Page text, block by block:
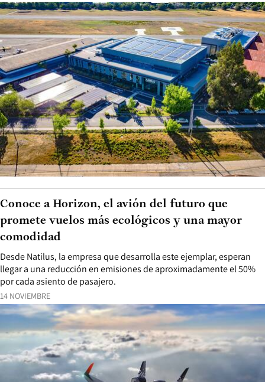
14 NOVIEMBRE
Desde Natilus, la empresa que desarrolla este ejemplar, esperan
llegar a una reducción en emisiones de aproximadamente el 50%
por cada asiento de pasajero.
Conoce a Horizon, el avión del futuro que
promete vuelos más ecológicos y una mayor
comodidad